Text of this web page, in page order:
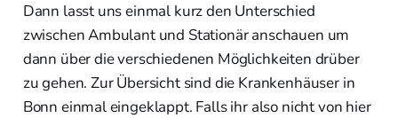
Dann lasst uns einmal kurz den Unterschied
zwischen Ambulant und Stationär anschauen um
dann über die verschiedenen Möglichkeiten drüber
zu gehen. Zur Übersicht sind die Krankenhäuser in
Bonn einmal eingeklappt. Falls ihr also nicht von hier